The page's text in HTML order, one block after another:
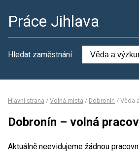
Práce Jihlava
Hledat zaměstnání
Hlavní strana / Volná místa / Dobronín / Věda
Dobronín – volná
Aktuálně neevidujeme žádnou